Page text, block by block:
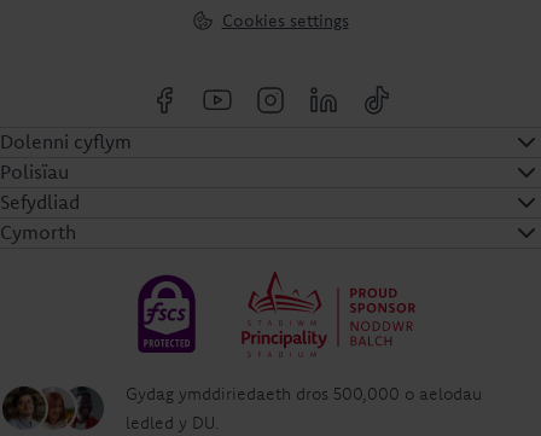
Cookies settings
Dolenni cyflym
Polisïau
Sefydliad
Cymorth
Gydag ymddiriedaeth dros 500,000 o aelodau
ledled y DU.